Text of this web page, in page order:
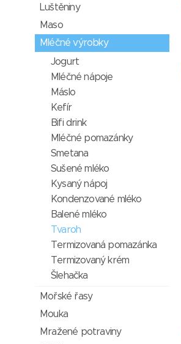
Luštěniny
Maso
Mléčné výrobky
Jogurt
Mléčné nápoje
Máslo
Kefír
Bifi drink
Mléčné pomazánky
Smetana
Sušené mléko
Kysaný nápoj
Kondenzované mléko
Balené mléko
Tvaroh
Termizovaná pomazánka
Termizovaný krém
Šlehačka
Mořské řasy
Mouka
Mražené potraviny